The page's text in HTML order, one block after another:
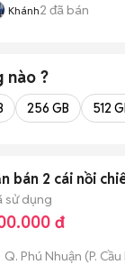
Khánh2 đã bán
nào ?
256 GB 512
bán 2 cái nồi
sử dụng
đ
Q. Phú Nhuận (P.